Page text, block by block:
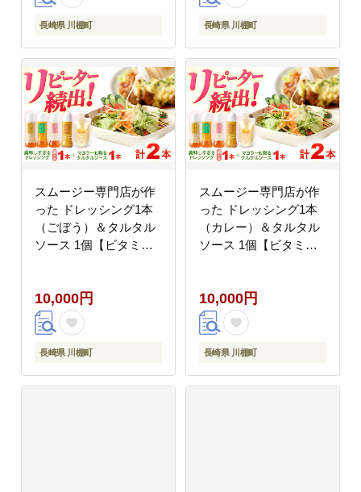
長崎県 川棚町 長崎県 川棚町
スムージー専門店が作
った ドレッシング1本
（ごぼう）＆タルタル
ソース 1個【ビタミ
10,000円
長崎県 川棚町
スムージー専門店が作
った ドレッシング1本
（カレー）＆タルタル
ソース 1個【ビタミ
10,000円
長崎県 川棚町